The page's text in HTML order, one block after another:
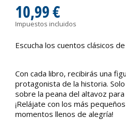
10,99 €
Impuestos incluidos
Escucha los cuentos clásicos
Con cada libro, recibirás una
protagonista de la historia.
sobre la peana del altavoz
¡Relájate con los más
momentos llenos de alegría!